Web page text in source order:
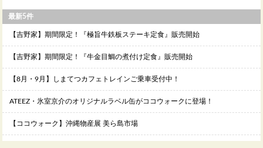
最新5件
【吉野家】期間限定！『極旨牛鉄板ステーキ定食』販売開始
【吉野家】期間限定！『牛金目鯛の煮付け定食』販売開始
【8月・9月】しまてつカフェトレインご乗車受付中！
ATEEZ・氷室京介のオリジナルラベル缶がココウォークに登場！
【ココウォーク】沖縄物産展 美ら島市場